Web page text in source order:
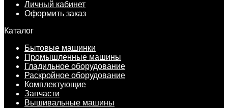
Личный кабинет
Оформить заказ
Каталог
Бытовые машинки
Промышленные машины
Гладильное оборудование
Раскройное оборудование
Комплектующие
Запчасти
Вышивальные машины